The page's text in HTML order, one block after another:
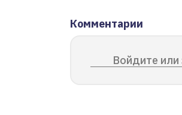
Комментарии
Войдите или